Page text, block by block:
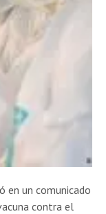
en un comunicado
contra el